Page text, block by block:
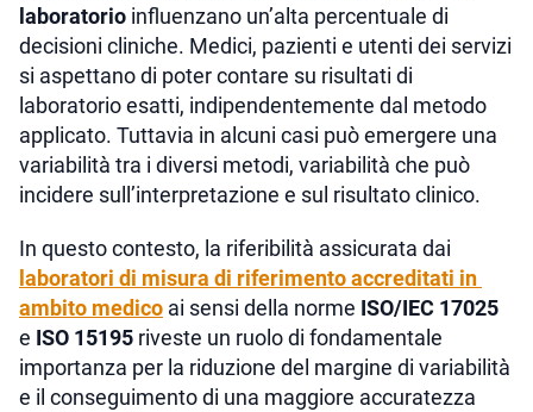
laboratorio influenzano un’alta percentuale di
decisioni cliniche. Medici, pazienti e utenti dei servizi
si aspettano di poter contare su risultati di
laboratorio esatti, indipendentemente dal metodo
applicato. Tuttavia in alcuni casi può emergere una
variabilità tra i diversi metodi, variabilità che può
incidere sull’interpretazione e sul risultato clinico.
In questo contesto, la riferibilità assicurata dai
laboratori di misura di riferimento accreditati in
ambito medico ai sensi della norme ISO/IEC 17025
e ISO 15195 riveste un ruolo di fondamentale
importanza per la riduzione del margine di variabilità
e il conseguimento di una maggiore accuratezza